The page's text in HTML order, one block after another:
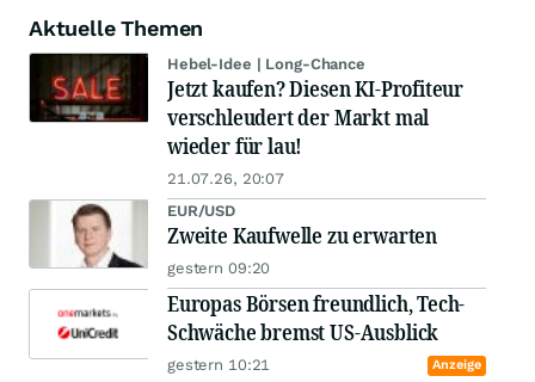
Aktuelle Themen
Hebel-Idee | Long-Chance
Jetzt kaufen? Diesen KI-Profiteur
verschleudert der Markt mal
wieder für lau!
21.07.26, 20:07
EUR/USD
Zweite Kaufwelle zu erwarten
gestern 09:20
Europas Börsen freundlich, Tech-
Schwäche bremst US-Ausblick
gestern 10:21 Anzeige